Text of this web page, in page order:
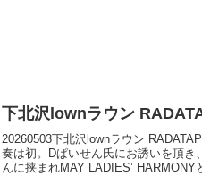
下北沢lownラウン
20260503下北沢lownラウン
奏は初。Dぱいせん氏にお誘いを頂き
んに挟まれMAY LADIES’